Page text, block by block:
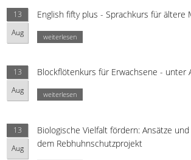
13
Aug
English fifty plus - Sprachkurs für ältere
weiterlesen
13
Aug
Blockflötenkurs für Erwachsene - unter
weiterlesen
13
Aug
Biologische Vielfalt fördern: Ansätze
dem Rebhuhnschutzprojekt